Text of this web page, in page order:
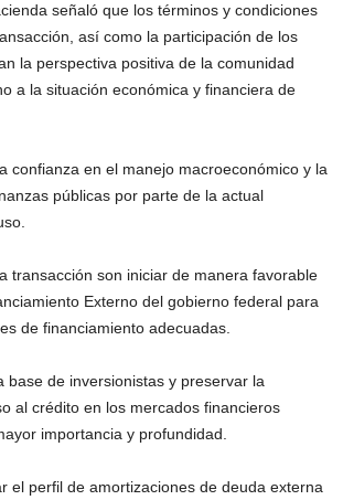
señaló que los términos y condiciones
así como la participación de los
la perspectiva positiva de la comunidad
a la situación económica y financiera de
confianza en el manejo macroeconómico y la
públicas por parte de la actual
transacción son iniciar de manera favorable
Externo del gobierno federal para
de financiamiento adecuadas.
base de inversionistas y preservar la
al crédito en los mercados financieros
importancia y profundidad.
el perfil de amortizaciones de deuda externa